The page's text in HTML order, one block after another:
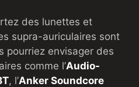
des lunettes et
supra-auriculaires sont
pourriez envisager des
comme l’Audio-
, l’Anker Soundcore